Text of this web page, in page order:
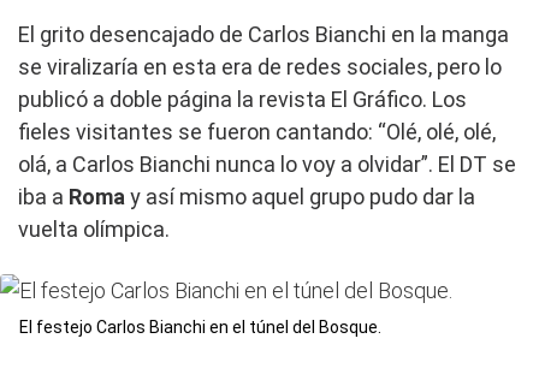
El grito desencajado de Carlos Bianchi en la manga
se viralizaría en esta era de redes sociales, pero lo
publicó a doble página la revista El Gráfico. Los
fieles visitantes se fueron cantando: “Olé, olé, olé,
olá, a Carlos Bianchi nunca lo voy a olvidar”. El DT se
iba a Roma y así mismo aquel grupo pudo dar la
vuelta olímpica.
El festejo Carlos Bianchi en el túnel del Bosque.